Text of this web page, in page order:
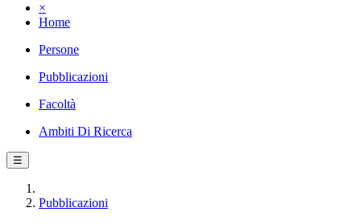
×
Home
Persone
Pubblicazioni
Facoltà
Ambiti Di Ricerca
☰
Pubblicazioni